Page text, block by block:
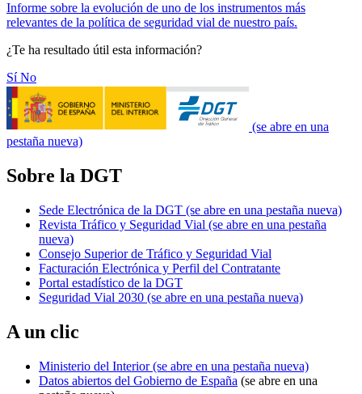
Informe sobre la evolución de uno de los instrumentos más
relevantes de la política de seguridad vial de nuestro país.
¿Te ha resultado útil esta información?
SíNo
(se abre en una
pestaña nueva)
Sobre la DGT
Sede Electrónica de la DGT (se abre en una pestaña nueva)
Revista Tráfico y Seguridad Vial (se abre en una pestaña
nueva)
Consejo Superior de Tráfico y Seguridad Vial
Facturación Electrónica y Perfil del Contratante
Portal estadístico de la DGT
Seguridad Vial 2030 (se abre en una pestaña nueva)
A un clic
Ministerio del Interior(se abre en una pestaña nueva)
Datos abiertos del Gobierno de España (se abre en una